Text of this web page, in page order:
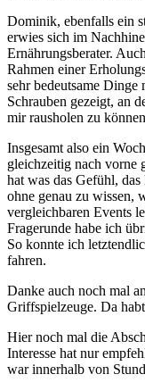
Dominik, ebenfalls ein
erwies sich im
Ernährungsberater.
Rahmen einer
sehr bedeutsame
Schrauben gezeigt, an
mir rausholen zu
Insgesamt also ein
gleichzeitig nach vorne
hat was das Gefühl,
ohne genau zu wissen,
vergleichbaren Events
Fragerunde habe ich
So konnte ich
fahren.
Danke auch noch mal
Griffspielzeuge. Da
Hier noch mal die
Interesse hat nur
war innerhalb von